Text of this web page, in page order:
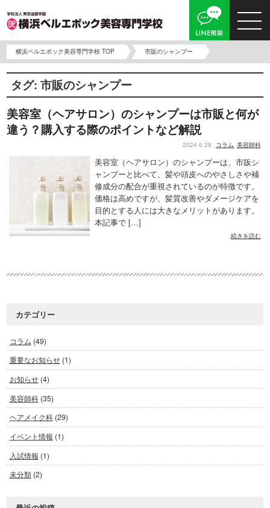
横浜ベルエポック美容専門学校 TOP 市販のシャンプー
タグ:市販のシャンプー
美容室（ヘアサロン）のシャンプーは市販と何が
違う？購入する際のポイントなど解説
2024.6.28 コラム 美容師科
美容室（ヘアサロン）のシャンプーは、市販シ
ャンプーと比べて、髪や頭皮へのやさしさや補
修成分の配合が重視されているのが特徴です。
価格は高めですが、髪質改善やダメージケアを
目的とする人には大きなメリットがあります。
本記事で […]
続きを読む
カテゴリー
コラム (49)
重要なお知らせ(1)
お知らせ(4)
美容師科(35)
ヘアメイク科(29)
イベント情報 (1)
入試情報 (1)
未分類(2)